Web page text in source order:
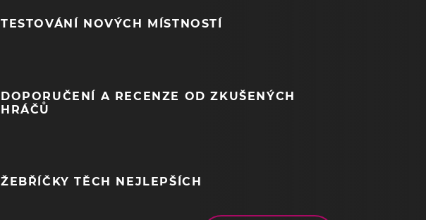
TESTOVÁNÍ NOVÝCH MÍSTNOSTÍ
DOPORUČENÍ A RECENZE OD ZKUŠENÝCH
HRÁČŮ
ŽEBŘÍČKY TĚCH NEJLEPŠÍCH